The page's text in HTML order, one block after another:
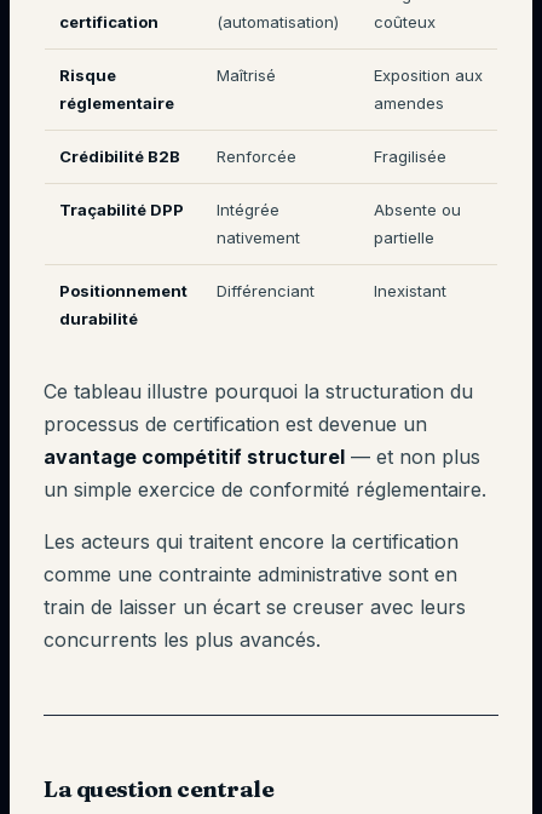
certification
(automatisation)
coûteux
Risque
réglementaire
Maîtrisé
Exposition aux
amendes
Crédibilité B2B Renforcée Fragilisée
Traçabilité DPP
Intégrée
nativement
Absente ou
partielle
Positionnement
durabilité
Différenciant Inexistant
Ce tableau illustre pourquoi la structuration du
processus de certification est devenue un
avantage compétitif structurel — et non plus
un simple exercice de conformité réglementaire.
Les acteurs qui traitent encore la certification
comme une contrainte administrative sont en
train de laisser un écart se creuser avec leurs
concurrents les plus avancés.
La question centrale